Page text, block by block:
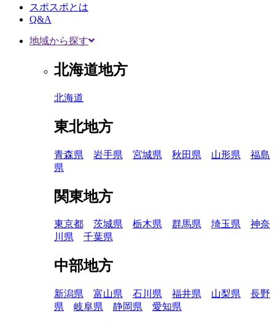
スポスポとは
Q&A
地域から探す
北海道地方
北海道
東北地方
青森県 岩手県 宮城県 秋田県 山形県
福島
県
関東地方
東京都 茨城県 栃木県 群馬県 埼玉県
神奈
川県
千葉県
中部地方
新潟県 富山県 石川県 福井県 山梨県
長野
県
岐阜県 静岡県 愛知県